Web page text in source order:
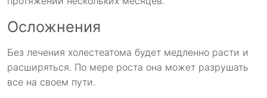
Осложнения
Без лечения холестеатома будет медленно расти и
расширяться. По мере роста она может разрушать
все на своем пути.